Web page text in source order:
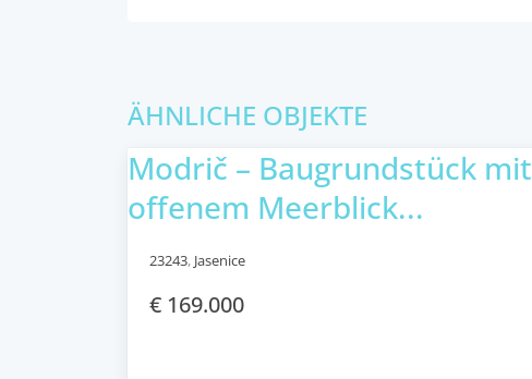
ÄHNLICHE OBJEKTE
Modrič – Baugrundstück mit
offenem Meerblick...
23243, Jasenice
€ 169.000